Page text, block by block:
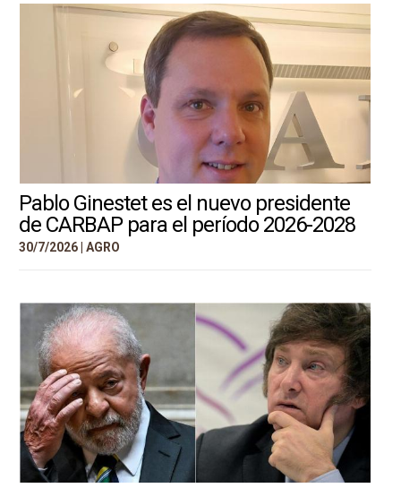
Pablo Ginestet es el nuevo presidente
de CARBAP para el período 2026-2028
30/7/2026 | AGRO